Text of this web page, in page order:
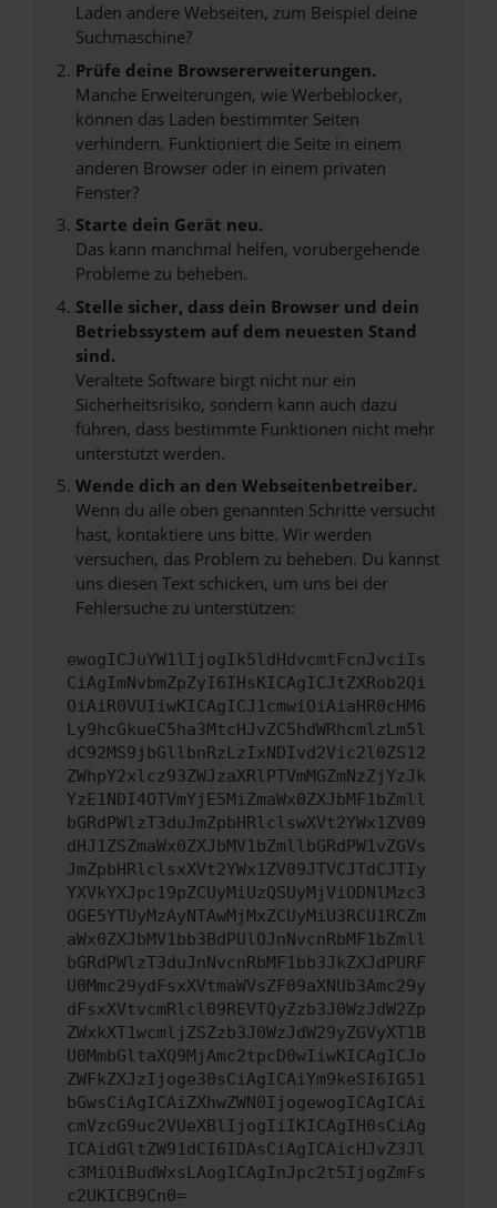
Laden andere Webseiten, zum Beispiel deine
Suchmaschine?
Prüfe deine Browsererweiterungen.
Manche Erweiterungen, wie Werbeblocker,
können das Laden bestimmter Seiten
verhindern. Funktioniert die Seite in einem
anderen Browser oder in einem privaten
Fenster?
Starte dein Gerät neu.
Das kann manchmal helfen, vorübergehende
Probleme zu beheben.
Stelle sicher, dass dein Browser und dein
Betriebssystem auf dem neuesten Stand
sind.
Veraltete Software birgt nicht nur ein
Sicherheitsrisiko, sondern kann auch dazu
führen, dass bestimmte Funktionen nicht mehr
unterstützt werden.
Wende dich an den Webseitenbetreiber.
Wenn du alle oben genannten Schritte versucht
hast, kontaktiere uns bitte. Wir werden
versuchen, das Problem zu beheben. Du kannst
uns diesen Text schicken, um uns bei der
Fehlersuche zu unterstützen:
ewogICJuYW1lIjogIk5ldHdvcmtFcnJvciIs
CiAgImNvbmZpZyI6IHsKICAgICJtZXRob2Qi
OiAiR0VUIiwKICAgICJ1cmwiOiAiaHR0cHM6
Ly9hcGkueC5ha3MtcHJvZC5hdWRhcmlzLm5l
dC92MS9jbGllbnRzLzIxNDIvd2Vic2l0ZS12
ZWhpY2xlcz93ZWJzaXRlPTVmMGZmNzZjYzJk
YzE1NDI4OTVmYjE5MiZmaWx0ZXJbMF1bZmll
bGRdPWlzT3duJmZpbHRlclswXVt2YWx1ZV09
dHJ1ZSZmaWx0ZXJbMV1bZmllbGRdPW1vZGVs
JmZpbHRlclsxXVt2YWx1ZV09JTVCJTdCJTIy
YXVkYXJpc19pZCUyMiUzQSUyMjViODNlMzc3
OGE5YTUyMzAyNTAwMjMxZCUyMiU3RCU1RCZm
aWx0ZXJbMV1bb3BdPUlOJnNvcnRbMF1bZmll
bGRdPWlzT3duJnNvcnRbMF1bb3JkZXJdPURF
U0Mmc29ydFsxXVtmaWVsZF09aXNUb3Amc29y
dFsxXVtvcmRlcl09REVTQyZzb3J0WzJdW2Zp
ZWxkXT1wcmljZSZzb3J0WzJdW29yZGVyXT1B
U0MmbGltaXQ9MjAmc2tpcD0wIiwKICAgICJo
ZWFkZXJzIjoge30sCiAgICAiYm9keSI6IG51
bGwsCiAgICAiZXhwZWN0IjogewogICAgICAi
cmVzcG9uc2VUeXBlIjogIiIKICAgIH0sCiAg
ICAidGltZW91dCI6IDAsCiAgICAicHJvZ3Jl
c3MiOiBudWxsLAogICAgInJpc2t5IjogZmFs
c2UKICB9Cn0=